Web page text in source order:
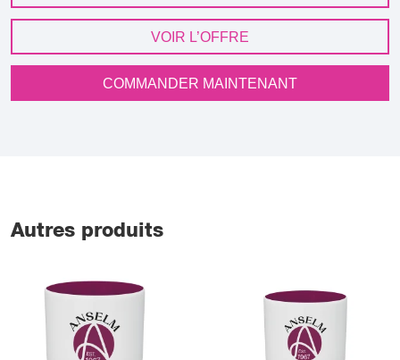
VOIR L’OFFRE
COMMANDER MAINTENANT
Autres produits